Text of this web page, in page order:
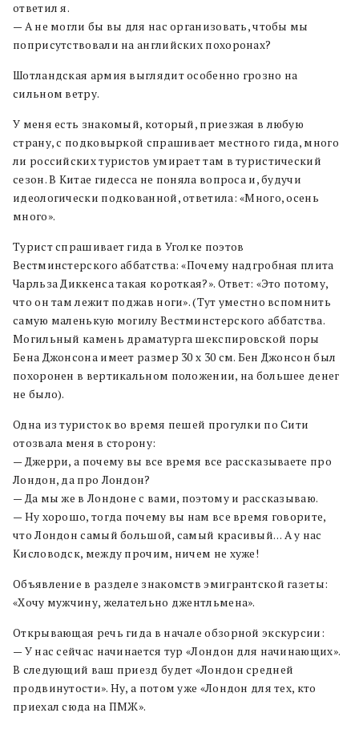
ответил я.
— А не могли бы вы для нас организовать, чтобы мы
поприсутствовали на английских похоронах?
Шотландская армия выглядит особенно грозно на
сильном ветру.
У меня есть знакомый, который, приезжая в любую
страну, с подковыркой спрашивает местного гида, много
ли российских туристов умирает там в туристический
сезон. В Китае гидесса не поняла вопроса и, будучи
идеологически подкованной, ответила: «Много, осень
много».
Турист спрашивает гида в Уголке поэтов
Вестминстерского аббатства: «Почему надгробная плита
Чарльза Диккенса такая короткая?». Ответ: «Это потому,
что он там лежит поджав ноги». (Тут уместно вспомнить
самую маленькую могилу Вестминстерского аббатства.
Могильный камень драматурга шекспировской поры
Бена Джонсона имеет размер 30 х 30 см. Бен Джонсон был
похоронен в вертикальном положении, на большее денег
не было).
Одна из туристок во время пешей прогулки по Сити
отозвала меня в сторону:
— Джерри, а почему вы все время все рассказываете про
Лондон, да про Лондон?
— Да мы же в Лондоне с вами, поэтому и рассказываю.
— Ну хорошо, тогда почему вы нам все время говорите,
что Лондон самый большой, самый красивый… А у нас
Кисловодск, между прочим, ничем не хуже!
Объявление в разделе знакомств эмигрантской газеты:
«Хочу мужчину, желательно джентльмена».
Открывающая речь гида в начале обзорной экскурсии:
— У нас сейчас начинается тур «Лондон для начинающих».
В следующий ваш приезд будет «Лондон средней
продвинутости». Ну, а потом уже «Лондон для тех, кто
приехал сюда на ПМЖ».